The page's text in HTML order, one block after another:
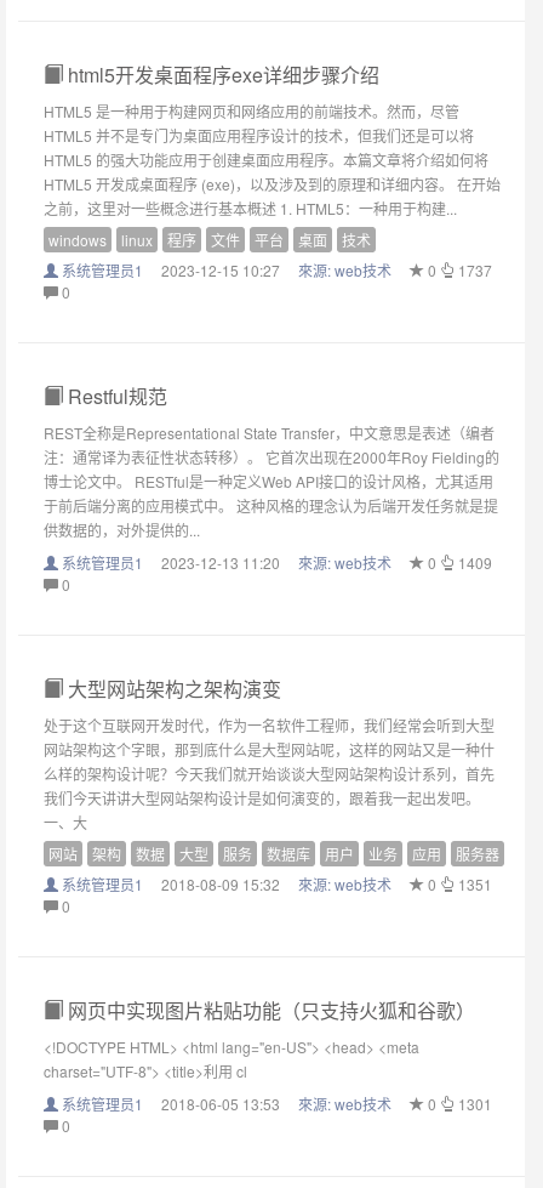
html5开发桌面程序exe详细步骤介绍
HTML5 是一种用于构建网页和网络应用的前端技术。然而，尽管
HTML5 并不是专门为桌面应用程序设计的技术，但我们还是可以将
HTML5 的强大功能应用于创建桌面应用程序。本篇文章将介绍如何将
HTML5 开发成桌面程序 (exe)，以及涉及到的原理和详细内容。 在开始
之前，这里对一些概念进行基本概述 1. HTML5：一种用于构建...
windows
linux 程序 文件 平台 桌面
技术
系统管理员1
2023-12-15 10:27 來源:web技术 0
1737
0
Restful规范
REST全称是Representational State Transfer，中文意思是表述（编者
注：通常译为表征性状态转移）。 它首次出现在2000年Roy Fielding的
博士论文中。 RESTful是一种定义Web API接口的设计风格，尤其适用
于前后端分离的应用模式中。 这种风格的理念认为后端开发任务就是提
供数据的，对外提供的...
系统管理员1
2023-12-13 11:20 來源:web技术 0
1409
0
大型网站架构之架构演变
处于这个互联网开发时代，作为一名软件工程师，我们经常会听到大型
网站架构这个字眼，那到底什么是大型网站呢，这样的网站又是一种什
么样的架构设计呢？今天我们就开始谈谈大型网站架构设计系列，首先
我们今天讲讲大型网站架构设计是如何演变的，跟着我一起出发吧。
一、大
网站
架构 数据 大型 服务 数据库 用户 业务 应用
服务器
系统管理员1
2018-08-09 15:32 來源:web技术 0
1351
0
网页中实现图片粘贴功能（只支持火狐和谷歌）
<!DOCTYPE HTML> <html lang="en-US"> <head> <meta
charset="UTF-8"> <title>利用 cl
系统管理员1
2018-06-05 13:53 來源:web技术 0
1301
0